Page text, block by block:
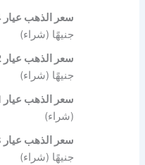
سعر الذهب عيار 24:
جنيهًا (شراء)
سعر الذهب عيار 22:
جنيهًا (شراء)
سعر الذهب عيار 21:
(شراء)
سعر الذهب عيار 18:
جنيهًا (شراء)